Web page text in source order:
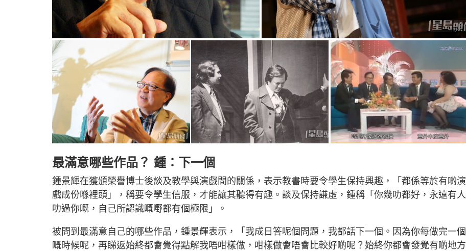
最滿意哪些作品？ 鍾：下一個
鍾景輝在獲頒榮譽博士後談及教學與演戲間的關係，表示教書時要令學生保持興趣，「都係等於有啲演
戲成份喺裡頭」，稱要令學生信服，才能讓其聽得有趣。談及保持謙虛，鍾稱「你幾叻都好，永遠有人
叻過你嘅，自己所認識嘅嘢都有個極限」。
被問到最滿意自己的哪些作品，鍾景輝表示，「我成日答呢個問題，我都話下一個。因為你每做完一個
嘅時候呢，再睇返始終都會覺得點解我唔咁樣做，咁樣做會唔會比較好啲呢？始終你都會發覺有啲地方